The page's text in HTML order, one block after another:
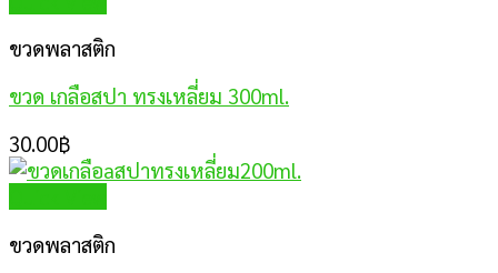
ขวดพลาสติก
ขวด เกลือสปา ทรงเหลี่ยม 300ml.
30.00฿
ขวดพลาสติก